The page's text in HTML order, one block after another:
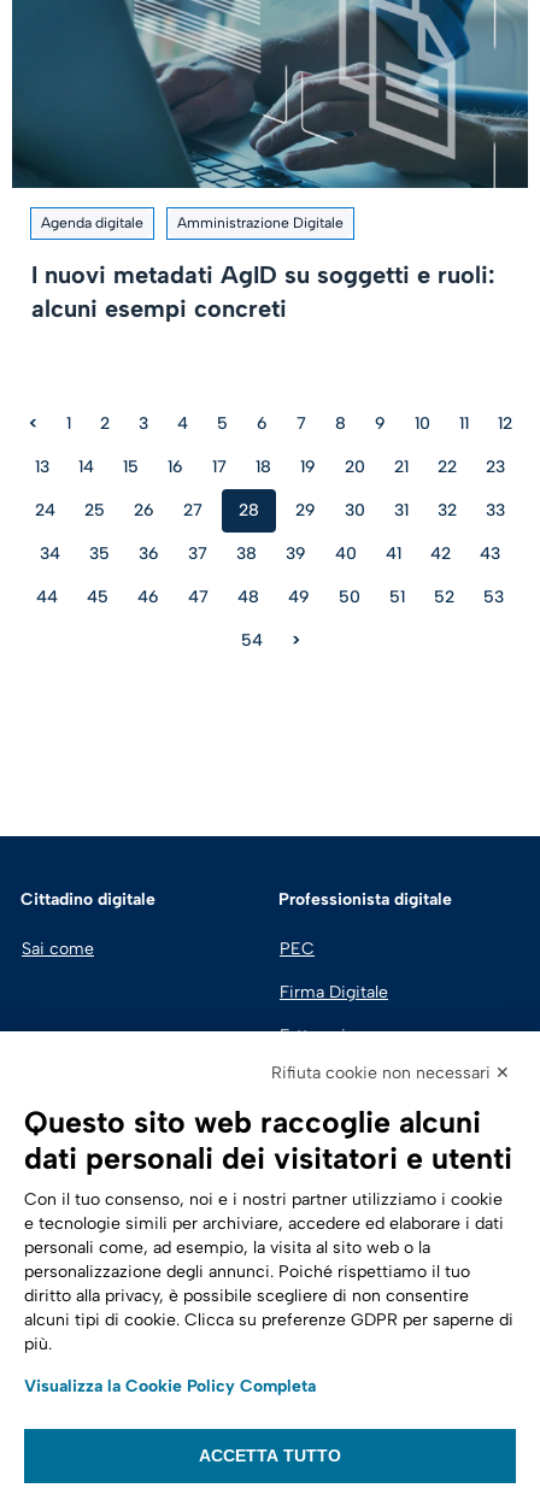
Agenda digitale Amministrazione Digitale
I nuovi metadati AgID su soggetti e ruoli:
alcuni esempi concreti
< 1 2 3 4 5 6 7 8 9 10 11 12
13 14 15 16 17 18 19 20 21 22 23
24 25 26 27 28 29 30 31 32 33
34 35 36 37 38 39 40 41 42 43
44 45 46 47 48 49 50 51 52 53
54 >
Cittadino digitale
Sai come
Professionista digitale
PEC
Firma Digitale
Fatturazione
Sicurezza Digitale
Cloud
Trasformazione digitale
Energia
Telecomunicazioni
Automotive
Seguici su:
Rifiuta cookie non necessari ✕
Questo sito web raccoglie alcuni
dati personali dei visitatori e utenti
Con il tuo consenso, noi e i nostri partner utilizziamo i cookie
e tecnologie simili per archiviare, accedere ed elaborare i dati
personali come, ad esempio, la visita al sito web o la
personalizzazione degli annunci. Poiché rispettiamo il tuo
diritto alla privacy, è possibile scegliere di non consentire
alcuni tipi di cookie. Clicca su preferenze GDPR per saperne di
più.
Visualizza la Cookie Policy Completa
ACCETTA TUTTO